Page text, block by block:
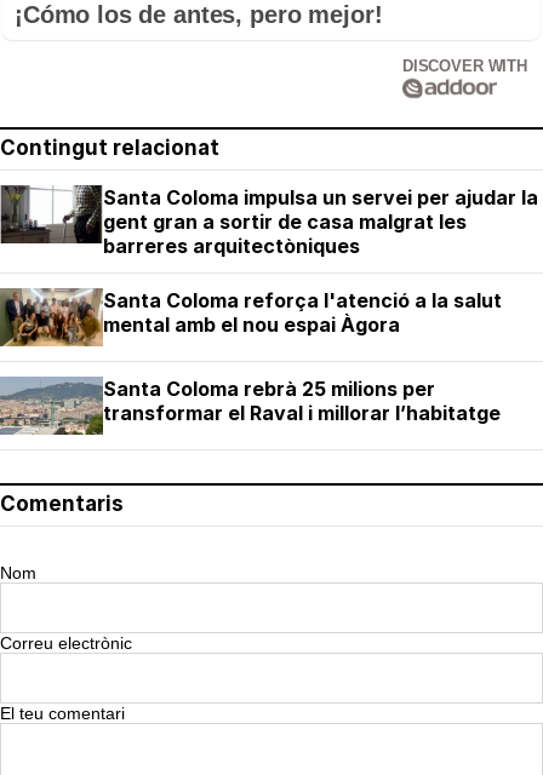
¡Cómo los de antes, pero mejor!
DISCOVER WITH
Contingut relacionat
Santa Coloma impulsa un servei per ajudar la
gent gran a sortir de casa malgrat les
barreres arquitectòniques
Santa Coloma reforça l'atenció a la salut
mental amb el nou espai Àgora
Santa Coloma rebrà 25 milions per
transformar el Raval i millorar l’habitatge
Comentaris
Nom
Correu electrònic
El teu comentari